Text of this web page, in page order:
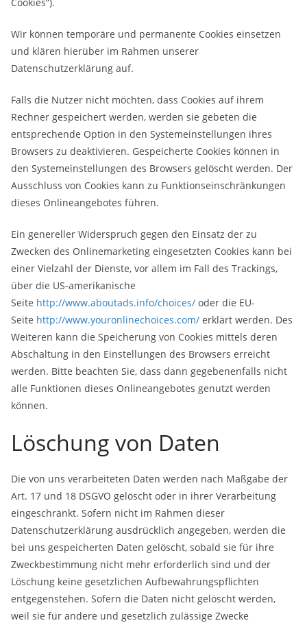
Wir können temporäre und permanente Cookies einsetzen
und klären hierüber im Rahmen unserer
Datenschutzerklärung auf.
Falls die Nutzer nicht möchten, dass Cookies auf ihrem
Rechner gespeichert werden, werden sie gebeten die
entsprechende Option in den Systemeinstellungen ihres
Browsers zu deaktivieren. Gespeicherte Cookies können in
den Systemeinstellungen des Browsers gelöscht werden. Der
Ausschluss von Cookies kann zu Funktionseinschränkungen
dieses Onlineangebotes führen.
Ein genereller Widerspruch gegen den Einsatz der zu
Zwecken des Onlinemarketing eingesetzten Cookies kann bei
einer Vielzahl der Dienste, vor allem im Fall des Trackings,
über die US-amerikanische
Seite http://www.aboutads.info/choices/ oder die EU-
Seite http://www.youronlinechoices.com/ erklärt werden. Des
Weiteren kann die Speicherung von Cookies mittels deren
Abschaltung in den Einstellungen des Browsers erreicht
werden. Bitte beachten Sie, dass dann gegebenenfalls nicht
alle Funktionen dieses Onlineangebotes genutzt werden
können.
Löschung von Daten
Die von uns verarbeiteten Daten werden nach Maßgabe der
Art. 17 und 18 DSGVO gelöscht oder in ihrer Verarbeitung
eingeschränkt. Sofern nicht im Rahmen dieser
Datenschutzerklärung ausdrücklich angegeben, werden die
bei uns gespeicherten Daten gelöscht, sobald sie für ihre
Zweckbestimmung nicht mehr erforderlich sind und der
Löschung keine gesetzlichen Aufbewahrungspflichten
entgegenstehen. Sofern die Daten nicht gelöscht werden,
weil sie für andere und gesetzlich zulässige Zwecke